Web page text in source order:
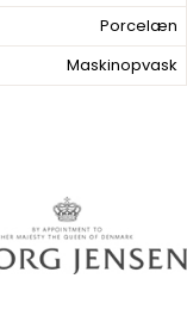
Porcelæn
Maskinopvask